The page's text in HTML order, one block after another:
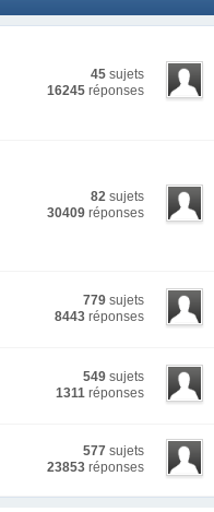
45 sujets
16245 réponses
82 sujets
30409 réponses
779 sujets
8443 réponses
549 sujets
1311 réponses
577 sujets
23853 réponses